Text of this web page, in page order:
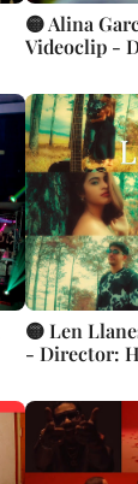
🟡 Alina
Videoclip -
🟡 Len
- Director: